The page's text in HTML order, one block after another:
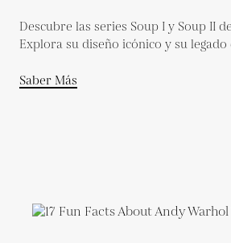
Descubre las series Soup I y Soup II
Explora su diseño icónico y su
Saber Más